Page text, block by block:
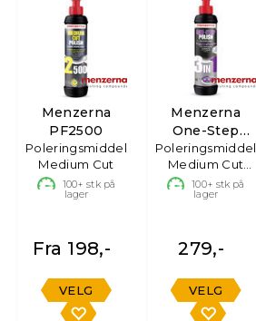
Menzerna
PF2500
Poleringsmiddel
Medium Cut
100+ stk på
lager
Fra 198,-
VELG
Menzerna
One-Step
Polish 3 in
one
Poleringsmiddel
Medium Cut
m/voks
100+ stk på
lager
279,-
VELG